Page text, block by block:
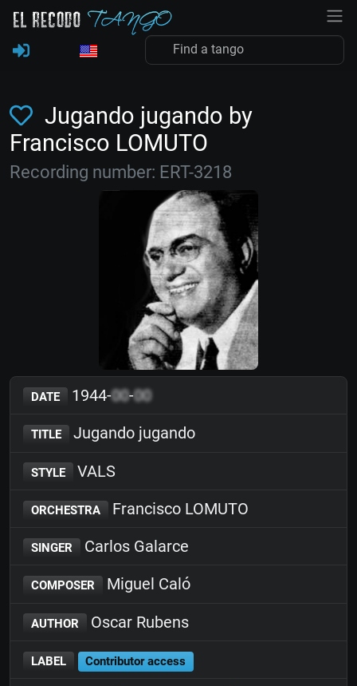
Jugando jugando by
Francisco LOMUTO
Recording number: ERT-3218
DATE 1944-00-00
TITLE Jugando jugando
STYLE VALS
ORCHESTRA Francisco LOMUTO
SINGER Carlos Galarce
COMPOSER Miguel Caló
AUTHOR Oscar Rubens
LABEL Contributor access